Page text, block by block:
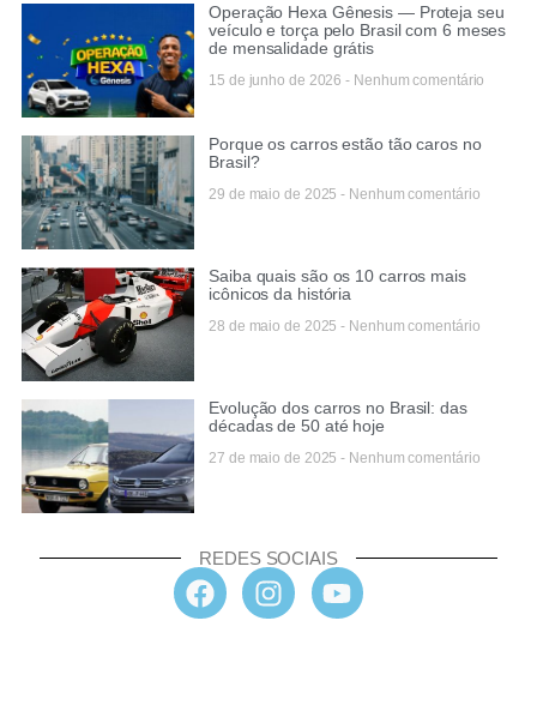
Operação Hexa Gênesis — Proteja seu
veículo e torça pelo Brasil com 6 meses
de mensalidade grátis
15 de junho de 2026 Nenhum comentário
Porque os carros estão tão caros no
Brasil?
29 de maio de 2025 Nenhum comentário
Saiba quais são os 10 carros mais
icônicos da história
28 de maio de 2025 Nenhum comentário
Evolução dos carros no Brasil: das
décadas de 50 até hoje
27 de maio de 2025 Nenhum comentário
REDES SOCIAIS